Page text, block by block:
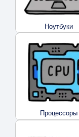
Ноутбуки
Процессоры